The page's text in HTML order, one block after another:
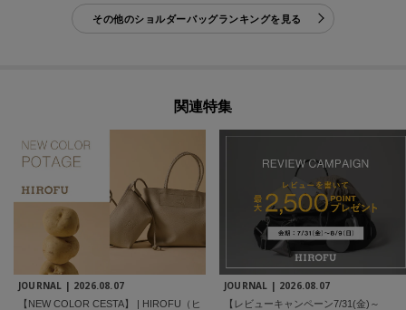
その他のショルダーバッグランキングを見る
関連特集
JOURNAL | 2026.08.07
【NEW COLOR CESTA】 | HIROFU（ヒ
JOURNAL | 2026.08.07
【レビューキャンペーン7/31(金)～